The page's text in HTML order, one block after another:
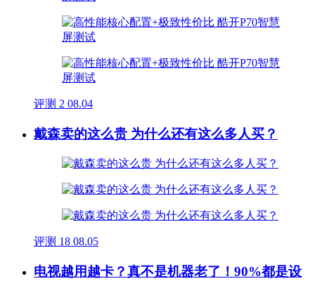
评测 2 08.04
戴森卖的这么贵 为什么还有这么多人买？
评测 18 08.05
电视越用越卡？真不是机器老了！90%都是设